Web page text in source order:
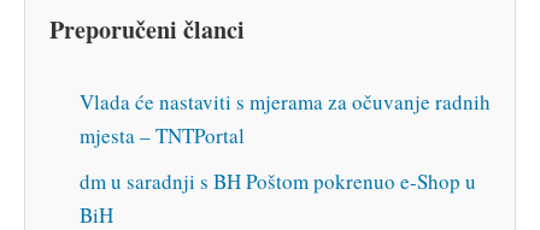
Preporučeni članci
Vlada će nastaviti s mjerama za očuvanje radnih
mjesta – TNTPortal
dm u saradnji s BH Poštom pokrenuo e-Shop u
BiH